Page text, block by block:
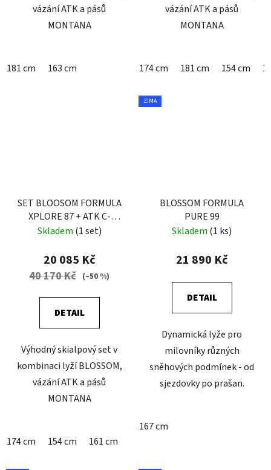
vázání ATK a pásů
MONTANA
181 cm 163 cm
vázání ATK a pásů
MONTANA
174 cm 181 cm 154 cm
SET BLOOSOM FORMULA
XPLORE 87 + ATK C-
RAIDER 12 + PÁSY
Skladem (1 set)
20 085 Kč
40 170 Kč (–50 %)
DETAIL
Výhodný skialpový set v
kombinaci lyží BLOSSOM,
vázání ATK a pásů
MONTANA
174 cm 154 cm 161 cm
ZIMA
BLOSSOM FORMULA
PURE 99
Skladem (1 ks)
21 890 Kč
DETAIL
Dynamická lyže pro
milovníky různých
sněhových podmínek - od
sjezdovky po prašan.
167 cm